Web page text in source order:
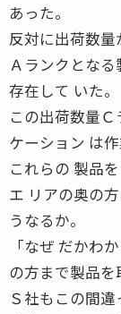
あった。
反対に出荷数
Ａランクとなる
存在して いた。
この出荷数量
ケーション は
これらの 製品
エ リアの奥の
うなるか。
「なぜ だかわ
の方まで製品を
Ｓ社もこの間